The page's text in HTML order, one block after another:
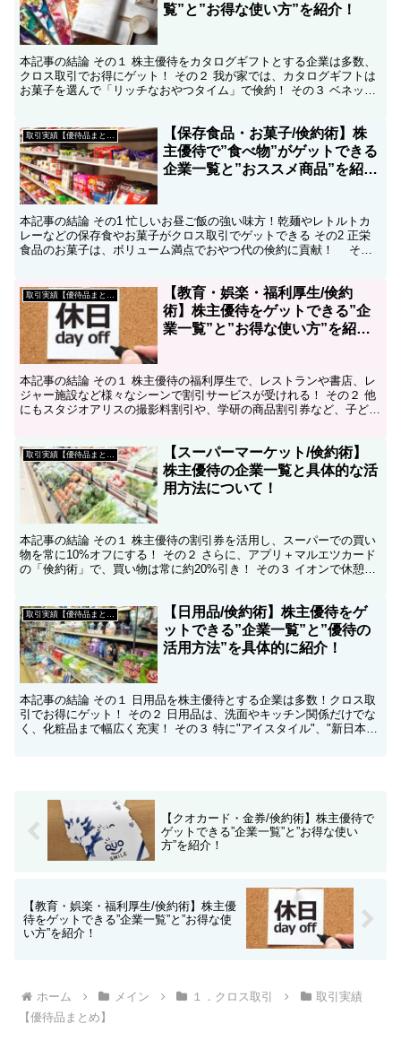
覧”と”お得な使い方”を紹介！
本記事の結論 その１ 株主優待をカタログギフトとする企業は多数、
クロス取引でお得にゲット！ その２ 我が家では、カタログギフトは
お菓子を選んで「リッチなおやつタイム」で倹約！ その３ ベネッセ
取引実績【優待品まとめ】
【保存食品・お菓子/倹約術】株
主優待で”食べ物”がゲットできる
企業一覧と”おススメ商品”を紹
本記事の結論 その1 忙しいお昼ご飯の強い味方！乾麺やレトルトカ
レーなどの保存食やお菓子がクロス取引でゲットできる その2 正栄
食品のお菓子は、ボリューム満点でおやつ代の倹約に貢献！ その
取引実績【優待品まとめ】
【教育・娯楽・福利厚生/倹約
術】株主優待をゲットできる”企
業一覧”と”お得な使い方”を紹
本記事の結論 その１ 株主優待の福利厚生で、レストランや書店、レ
ジャー施設など様々なシーンで割引サービスが受けれる！ その２ 他
にもスタジオアリスの撮影料割引や、学研の商品割引券など、子ども
取引実績【優待品まとめ】
【スーパーマーケット/倹約術】
株主優待の企業一覧と具体的な活
用方法について！
本記事の結論 その１ 株主優待の割引券を活用し、スーパーでの買い
物を常に10%オフにする！ その２ さらに、アプリ＋マルエツカード
の「倹約術」で、買い物は常に約20%引き！ その３ イオンで休憩す
取引実績【優待品まとめ】
【日用品/倹約術】株主優待をゲ
ットできる”企業一覧”と”優待の
活用方法”を具体的に紹介！
本記事の結論 その１ 日用品を株主優待とする企業は多数！クロス取
引でお得にゲット！ その２ 日用品は、洗面やキッチン関係だけでな
く、化粧品まで幅広く充実！ その３ 特に"アイスタイル"、"新日本製
【クオカード・金券/倹約術】株主優待で
ゲットできる”企業一覧”と”お得な使い
方”を紹介！
【教育・娯楽・福利厚生/倹約術】株主優
待をゲットできる”企業一覧”と”お得な使
い方”を紹介！
ホーム メイン １．クロス取引
取引実績
【優待品まとめ】